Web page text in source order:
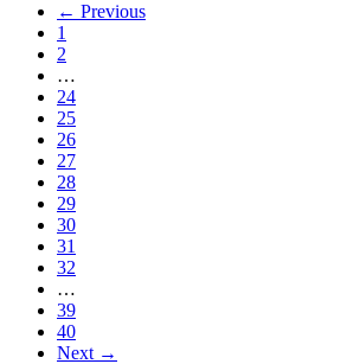
← Previous
1
2
…
24
25
26
27
28
29
30
31
32
…
39
40
Next →